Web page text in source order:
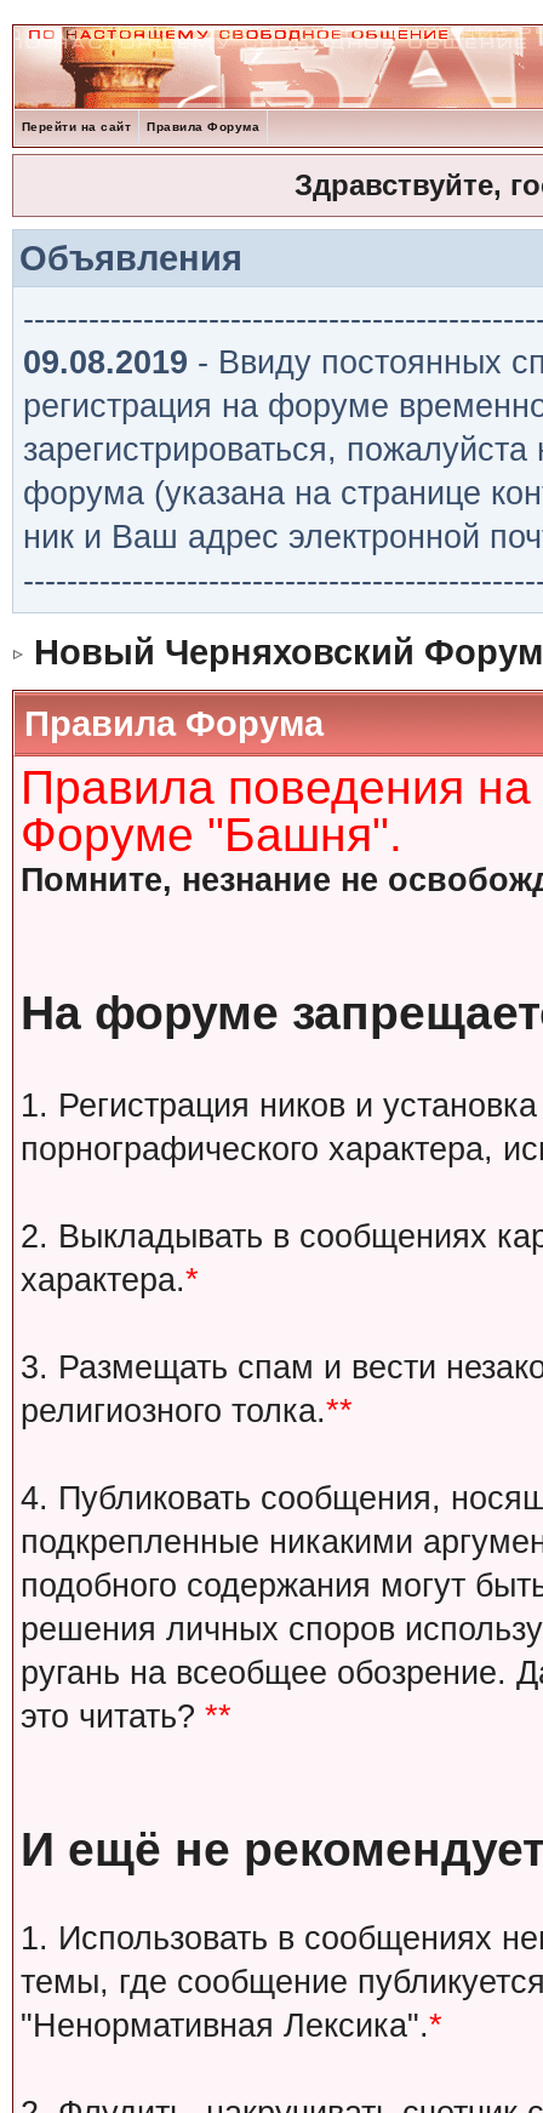
Перейти на сайт Правила Форума
Здравствуйте,
Объявления
09.08.2019 - Ввиду постоянных
регистрация на форуме
зарегистрироваться,
форума (указана на странице
ник и Ваш адрес электронной
Новый Черняховский Форум
Правила Форума
Правила поведения
Форуме "Башня".
Помните, незнание не
На форуме
1. Регистрация ников и
порнографического характера,
2. Выкладывать в сообщениях
характера.*
3. Размещать спам и вести
религиозного толка.**
4. Публиковать сообщения,
подкрепленные никакими
подобного содержания могут
решения личных споров
ругань на всеобщее обозрение.
это читать? **
И ещё не
1. Использовать в сообщениях
темы, где сообщение
"Ненормативная Лексика".*